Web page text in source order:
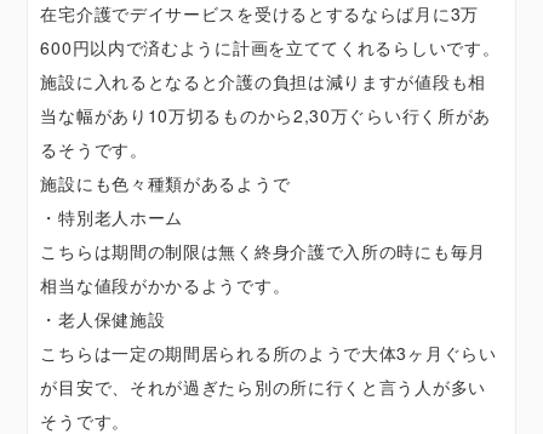
在宅介護でデイサービスを受けるとするならば月に3万
600円以内で済むように計画を立ててくれるらしいです。
施設に入れるとなると介護の負担は減りますが値段も相
当な幅があり10万切るものから2,30万ぐらい行く所があ
るそうです。
施設にも色々種類があるようで
・特別老人ホーム
こちらは期間の制限は無く終身介護で入所の時にも毎月
相当な値段がかかるようです。
・老人保健施設
こちらは一定の期間居られる所のようで大体3ヶ月ぐらい
が目安で、それが過ぎたら別の所に行くと言う人が多い
そうです。